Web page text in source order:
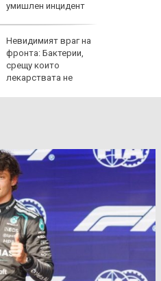
умишлен инцидент
Невидимият враг на
фронта: Бактерии,
срещу които
лекарствата не